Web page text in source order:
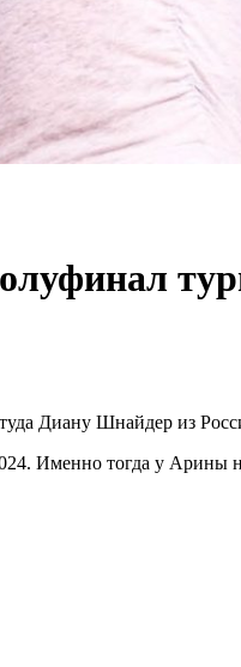
туда Диану Шнайдер из
Именно тогда у Арины